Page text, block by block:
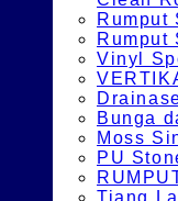
Rumput
Rumput
Vinyl
Bunga
Moss
PU
Tiang